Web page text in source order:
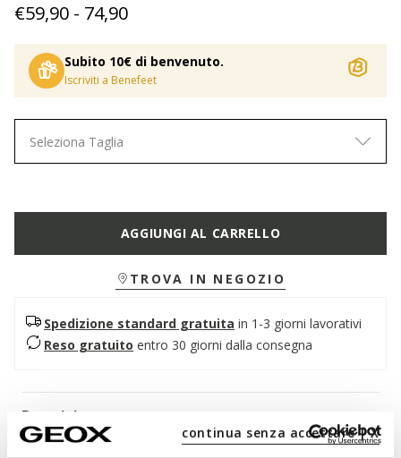
continua senza accettare | X
€59,90 - 74,90
Subito 10€ di benvenuto.
Iscriviti a Benefeet
Seleziona Taglia
AGGIUNGI AL CARRELLO
TROVA IN NEGOZIO
Spedizione standard gratuita in 1-3 giorni lavorativi
Reso gratuito entro 30 giorni dalla consegna
Descrizione
Sneaker bambino nera, ideale per la scuola. Arzach, realizzata